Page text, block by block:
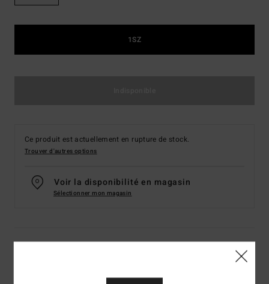
1SZ
Ce produit est actuellement en rupture de stock.
Trouver d'autres options
Voir la disponibilité en magasin
Sélectionner mon magasin
Casquette strapback Vert Homme